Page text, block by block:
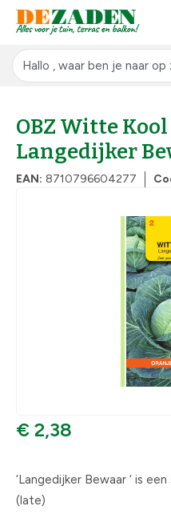
OBZ Witte
Langedijker
EAN: 8710796604277
€ 2,38
‘Langedijker Bewaar ‘ is
(late)